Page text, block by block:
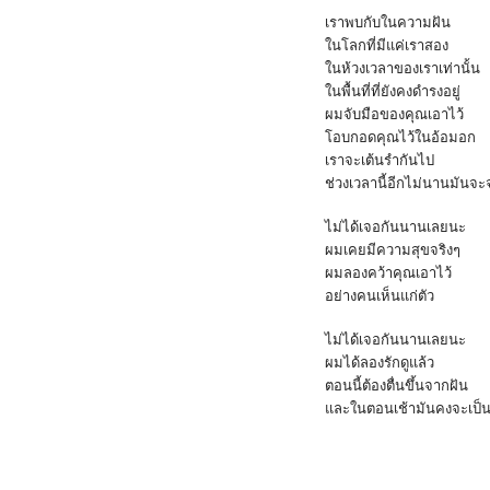
เราพบกับในความฝัน
ในโลกที่มีแค่เราสอง
ในห้วงเวลาของเราเท่านั้น
ในพื้นที่ที่ยังคงดำรงอยู่
ผมจับมือของคุณเอาไว้
โอบกอดคุณไว้ในอ้อมอก
เราจะเต้นรำกันไป
ช่วงเวลานี้อีกไม่นานมันจะ
ไม่ได้เจอกันนานเลยนะ
ผมเคยมีความสุขจริงๆ
ผมลองคว้าคุณเอาไว้
อย่างคนเห็นแก่ตัว
ไม่ได้เจอกันนานเลยนะ
ผมได้ลองรักดูแล้ว
ตอนนี้ต้องตื่นขึ้นจากฝัน
และในตอนเช้ามันคงจะเป็